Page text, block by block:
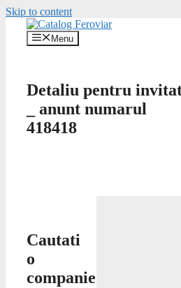
Skip to content
Menu
Detaliu pentru
_ anunt numarul
418418
Cautati
o
companie